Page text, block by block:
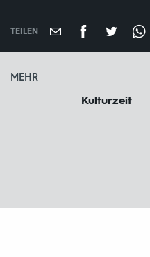
TEILEN
MEHR
Kulturzeit